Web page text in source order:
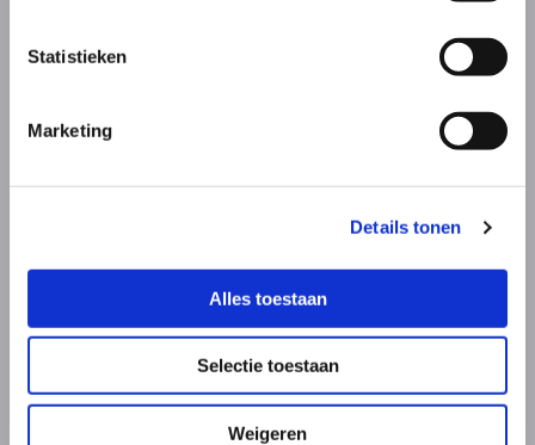
Statistieken
Marketing
Details tonen
Alles toestaan
Selectie toestaan
Weigeren
LOODWERK
aansluitingen gebruikt worden. Denkt u hierbij aan
en goten. Loodwerk is daarnaast ook een
betrouwbaar en duurzaam product. Enkele
Duurzaam
In diverse kleuren en vormen leverbaar
Milieuvriendelijk